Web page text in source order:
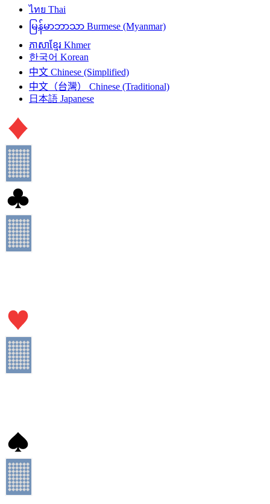
ไทย Thai
မြန်မာဘာသာ Burmese (Myanmar)
ភាសាខ្មែរ Khmer
한국어 Korean
中文 Chinese (Simplified)
中文（台灣）
Chinese (Traditional)
日本語 Japanese